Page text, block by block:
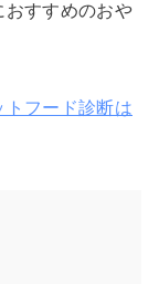
おすすめのおや
トフード診断は